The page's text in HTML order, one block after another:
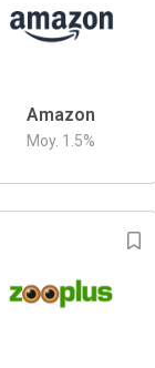
Amazon
Moy. 1.5%